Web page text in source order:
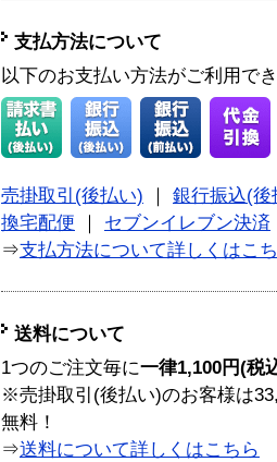
支払方法について
以下のお支払い方法がご利用で
売掛取引(後払い)
銀行振込(後
換宅配便
セブンイレブン決済
⇒支払方法について詳しくはこ
送料について
1つのご注文毎に一律1,100円(税
※売掛取引(後払い)のお客様は
無料！
⇒送料について詳しくはこちら